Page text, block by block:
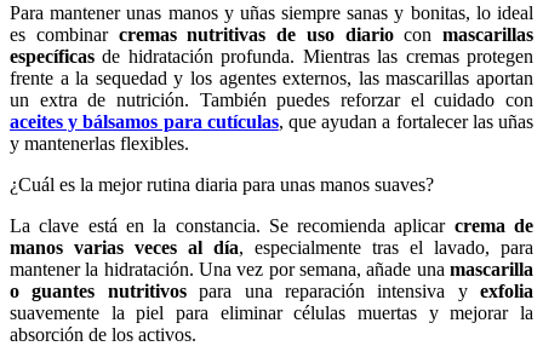
Para mantener unas manos y uñas siempre sanas y bonitas, lo ideal
es combinar cremas nutritivas de uso diariocon mascarillas
específicas de hidratación profunda. Mientras las cremas protegen
frente a la sequedad y los agentes externos, las mascarillas aportan
un extra de nutrición. También puedes reforzar el cuidado con
aceites y bálsamos para cutículas, que ayudan a fortalecer las uñas
y mantenerlas flexibles.
¿Cuál es la mejor rutina diaria para unas manos suaves?
La clave está en la constancia. Se recomienda aplicar crema de
manos varias veces al día, especialmente tras el lavado, para
mantener la hidratación. Una vez por semana, añade una mascarilla
o guantes nutritivospara una reparación intensiva y exfolia
suavemente la piel para eliminar células muertas y mejorar la
absorción de los activos.